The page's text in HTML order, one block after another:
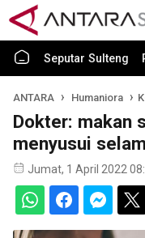
Seputar Sulteng
ANTARA Humaniora
Dokter: makan
menyusui
Jumat, 1 April 2022